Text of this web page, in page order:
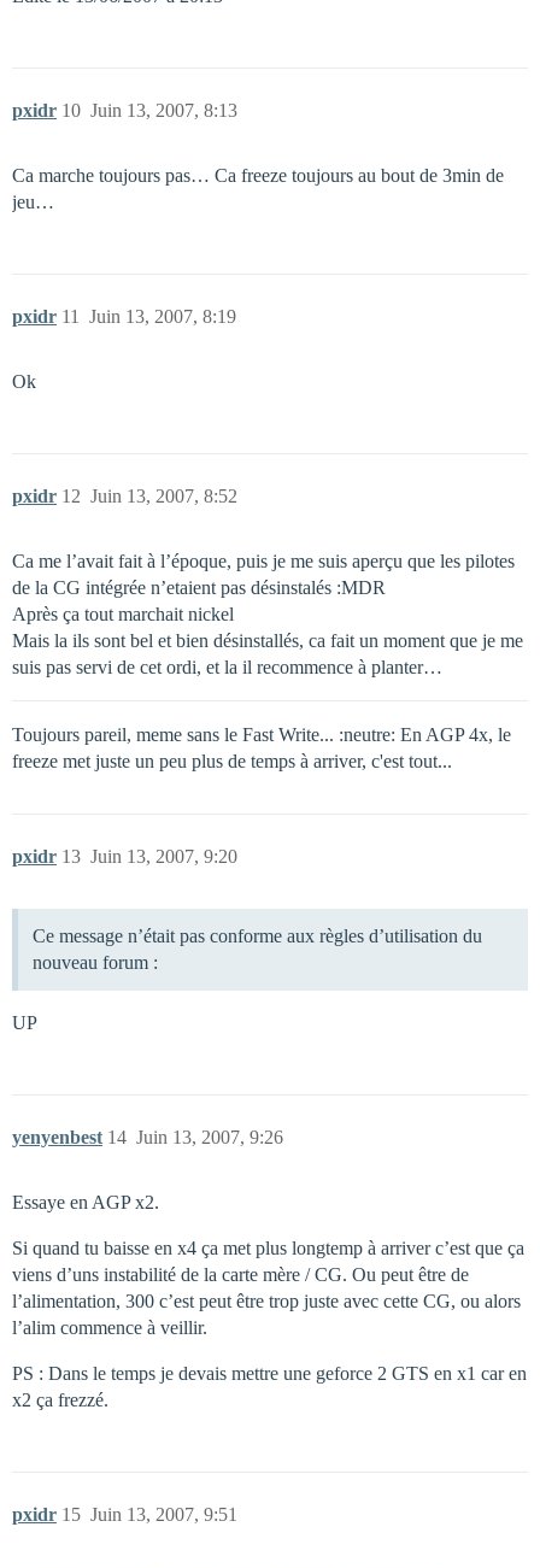
pxidr Juin 13, 2007, 8:13
10
Ca marche toujours pas… Ca freeze toujours au bout de 3min de
jeu…
pxidr Juin 13, 2007, 8:19
11
Ok
pxidr Juin 13, 2007, 8:52
12
Ca me l’avait fait à l’époque, puis je me suis aperçu que les pilotes
de la CG intégrée n’etaient pas désinstalés :MDR
Après ça tout marchait nickel
Mais la ils sont bel et bien désinstallés, ca fait un moment que je me
suis pas servi de cet ordi, et la il recommence à planter…
Toujours pareil, meme sans le Fast Write... :neutre: En AGP 4x, le
freeze met juste un peu plus de temps à arriver, c'est tout...
pxidr Juin 13, 2007, 9:20
13
Ce message n’était pas conforme aux règles d’utilisation du
nouveau forum :
UP
yenyenbest Juin 13, 2007, 9:26
14
Essaye en AGP x2.
Si quand tu baisse en x4 ça met plus longtemp à arriver c’est que ça
viens d’uns instabilité de la carte mère / CG. Ou peut être de
l’alimentation, 300 c’est peut être trop juste avec cette CG, ou alors
l’alim commence à veillir.
PS : Dans le temps je devais mettre une geforce 2 GTS en x1 car en
x2 ça frezzé.
pxidr Juin 13, 2007, 9:51
15